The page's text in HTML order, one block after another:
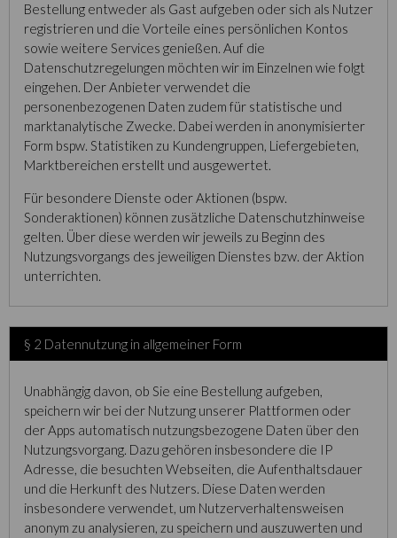
Bestellung entweder als Gast aufgeben oder sich als Nutzer
registrieren und die Vorteile eines persönlichen Kontos
sowie weitere Services genießen. Auf die
Datenschutzregelungen möchten wir im Einzelnen wie folgt
eingehen. Der Anbieter verwendet die
personenbezogenen Daten zudem für statistische und
marktanalytische Zwecke. Dabei werden in anonymisierter
Form bspw. Statistiken zu Kundengruppen, Liefergebieten,
Marktbereichen erstellt und ausgewertet.
Für besondere Dienste oder Aktionen (bspw.
Sonderaktionen) können zusätzliche Datenschutzhinweise
gelten. Über diese werden wir jeweils zu Beginn des
Nutzungsvorgangs des jeweiligen Dienstes bzw. der Aktion
unterrichten.
§ 2 Datennutzung in allgemeiner Form
Unabhängig davon, ob Sie eine Bestellung aufgeben,
speichern wir bei der Nutzung unserer Plattformen oder
der Apps automatisch nutzungsbezogene Daten über den
Nutzungsvorgang. Dazu gehören insbesondere die IP
Adresse, die besuchten Webseiten, die Aufenthaltsdauer
und die Herkunft des Nutzers. Diese Daten werden
insbesondere verwendet, um Nutzerverhaltensweisen
anonym zu analysieren, zu speichern und auszuwerten und